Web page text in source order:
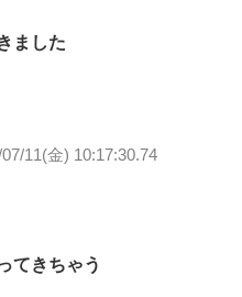
ました
11(金) 10:17:30.74
てきちゃう